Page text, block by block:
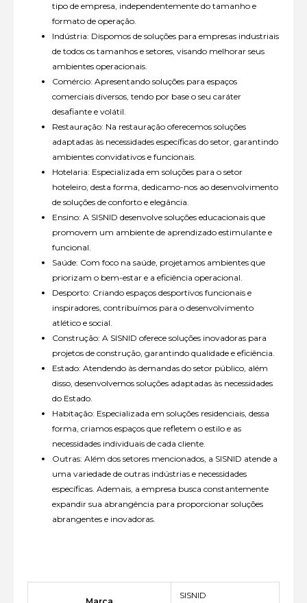
tipo de empresa, independentemente do tamanho e
formato de operação.
Indústria: Dispomos de soluções para empresas industriais
de todos os tamanhos e setores, visando melhorar seus
ambientes operacionais.
Comércio: Apresentando soluções para espaços
comerciais diversos, tendo por base o seu caráter
desafiante e volátil.
Restauração: Na restauração oferecemos soluções
adaptadas às necessidades específicas do setor, garantindo
ambientes convidativos e funcionais.
Hotelaria: Especializada em soluções para o setor
hoteleiro, desta forma, dedicamo-nos ao desenvolvimento
de soluções de conforto e elegância.
Ensino: A SISNID desenvolve soluções educacionais que
promovem um ambiente de aprendizado estimulante e
funcional.
Saúde: Com foco na saúde, projetamos ambientes que
priorizam o bem-estar e a eficiência operacional.
Desporto: Criando espaços desportivos funcionais e
inspiradores, contribuímos para o desenvolvimento
atlético e social.
Construção: A SISNID oferece soluções inovadoras para
projetos de construção, garantindo qualidade e eficiência.
Estado: Atendendo às demandas do setor público, além
disso, desenvolvemos soluções adaptadas às necessidades
do Estado.
Habitação: Especializada em soluções residenciais, dessa
forma, criamos espaços que refletem o estilo e as
necessidades individuais de cada cliente.
Outras: Além dos setores mencionados, a SISNID atende a
uma variedade de outras indústrias e necessidades
específicas. Ademais, a empresa busca constantemente
expandir sua abrangência para proporcionar soluções
abrangentes e inovadoras.
SISNID